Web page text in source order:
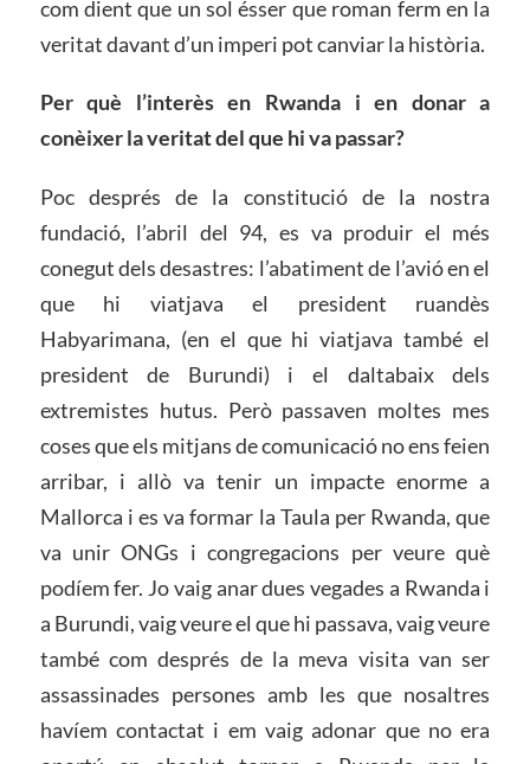
com dient que un sol ésser que roman ferm en la
veritat davant d’un imperi pot canviar la història.
Per què l’interès en Rwanda i en donar a
conèixer la veritat del que hi va passar?
Poc després de la constitució de la nostra
fundació, l’abril del 94, es va produir el més
conegut dels desastres: l’abatiment de l’avió en el
que hi viatjava el president ruandès
Habyarimana, (en el que hi viatjava també el
president de Burundi) i el daltabaix dels
extremistes hutus. Però passaven moltes mes
coses que els mitjans de comunicació no ens feien
arribar, i allò va tenir un impacte enorme a
Mallorca i es va formar la Taula per Rwanda, que
va unir ONGs i congregacions per veure què
podíem fer. Jo vaig anar dues vegades a Rwanda i
a Burundi, vaig veure el que hi passava, vaig veure
també com després de la meva visita van ser
assassinades persones amb les que nosaltres
havíem contactat i em vaig adonar que no era